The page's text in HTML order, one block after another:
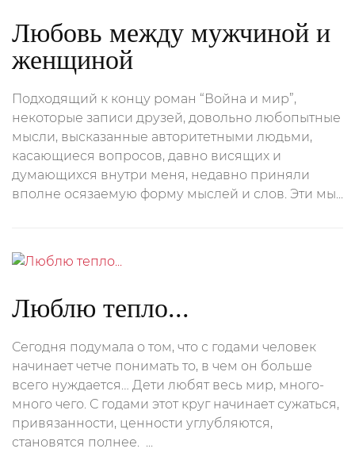
Любовь между мужчиной и
женщиной
Подходящий к концу роман “Война и мир”,
некоторые записи друзей, довольно любопытные
мысли, высказанные авторитетными людьми,
касающиеся вопросов, давно висящих и
думающихся внутри меня, недавно приняли
вполне осязаемую форму мыслей и слов. Эти мы...
Люблю тепло...
Сегодня подумала о том, что с годами человек
начинает четче понимать то, в чем он больше
всего нуждается… Дети любят весь мир, много-
много чего. С годами этот круг начинает сужаться,
привязанности, ценности углубляются,
становятся полнее. ...